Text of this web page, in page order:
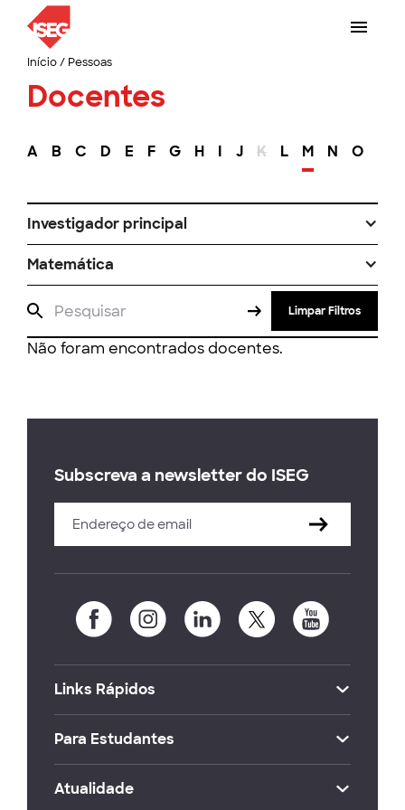
Início/ Pessoas
Docentes
A B C D E F G H I J K L M N O
Investigador principal
Matemática
Limpar Filtros
Não foram encontrados docentes.
Subscreva a newsletter do ISEG
Links Rápidos
Para Estudantes
Atualidade